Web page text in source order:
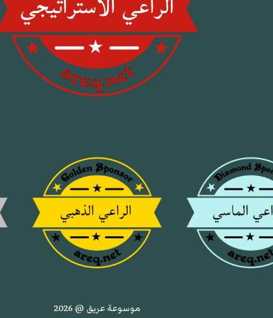
موسوعة عريق @ 2026